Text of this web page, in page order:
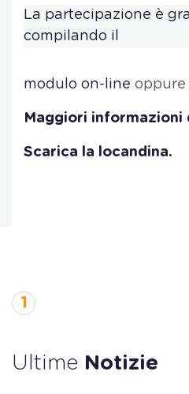
La partecipazione è
compilando il
modulo on-line oppure
Maggiori informazioni
Scarica la locandina.
1
Ultime Notizie